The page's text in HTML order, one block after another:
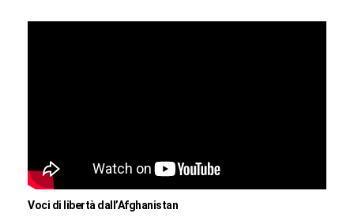
Voci di libertà dall’Afghanistan